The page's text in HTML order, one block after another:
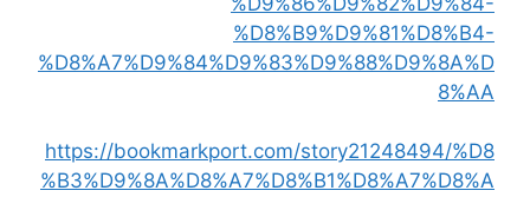
%D8%B9%D9%81%D8%B4-
%D8%A7%D9%84%D9%83%D9%88%D9%8A%D
8%AA
https://bookmarkport.com/story21248494/%D8
%B3%D9%8A%D8%A7%D8%B1%D8%A7%D8%A